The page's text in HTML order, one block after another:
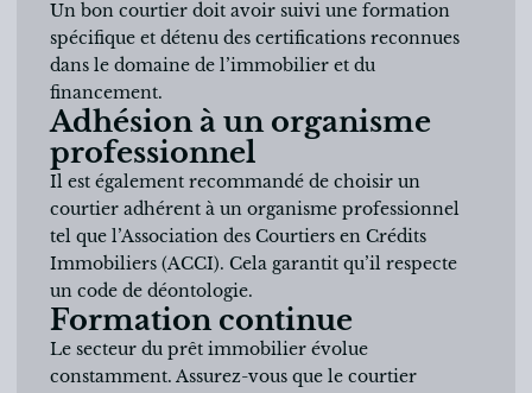
Un bon courtier doit avoir suivi une formation
spécifique et détenu des certifications reconnues
dans le domaine de l’immobilier et du
financement.
Adhésion à un organisme
professionnel
Il est également recommandé de choisir un
courtier adhérent à un organisme professionnel
tel que l’Association des Courtiers en Crédits
Immobiliers (ACCI). Cela garantit qu’il respecte
un code de déontologie.
Formation continue
Le secteur du prêt immobilier évolue
constamment. Assurez-vous que le courtier